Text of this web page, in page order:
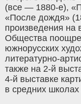
(все — 1880-е),
«После дождя»
произведения на
Общества
южнорусских
литературно-
также на 2-й
4-й выставке
в средних